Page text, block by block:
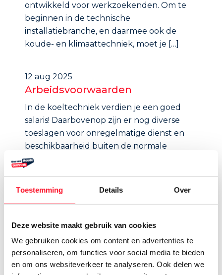
Toestemming Details Over
Deze website maakt gebruik van cookies
We gebruiken cookies om content en advertenties te
personaliseren, om functies voor social media te bieden
en om ons websiteverkeer te analyseren. Ook delen we
ontwikkeld voor werkzoekenden. Om te
beginnen in de technische
installatiebranche, en daarmee ook de
koude- en klimaattechniek, moet je […]
12 aug 2025
Arbeidsvoorwaarden
In de koeltechniek verdien je een goed
salaris! Daarbovenop zijn er nog diverse
toeslagen voor onregelmatige dienst en
beschikbaarheid buiten de normale
werktijden.
12 aug 2025
Bij wat voor type bedrijf kan ik
projectmanager of projectleider aan de
slag bij gespecialiseerde bedrijven in de